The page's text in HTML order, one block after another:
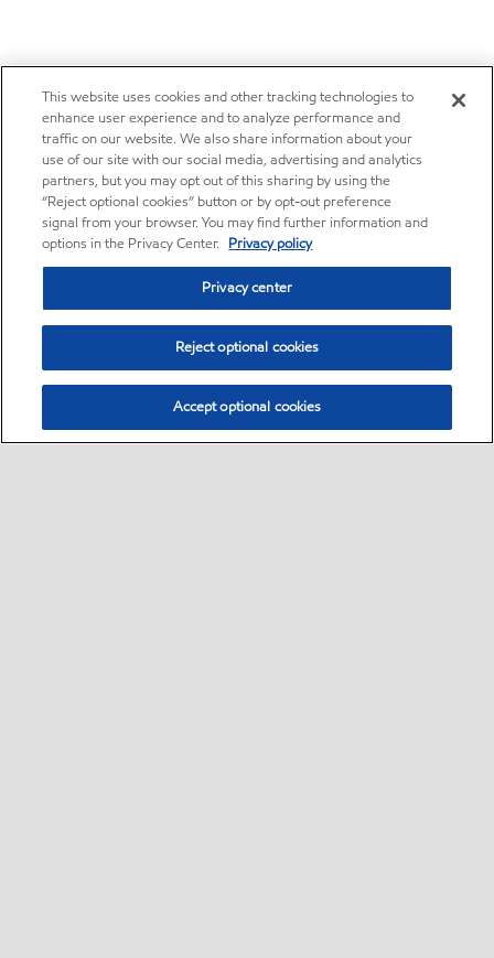
This website uses cookies and other tracking technologies to
enhance user experience and to analyze performance and
traffic on our website. We also share information about your
use of our site with our social media, advertising and analytics
partners, but you may opt out of this sharing by using the
“Reject optional cookies” button or by opt-out preference
signal from your browser. You may find further information and
options in the Privacy Center. Privacy policy
Privacy center
Reject optional cookies
Accept optional cookies